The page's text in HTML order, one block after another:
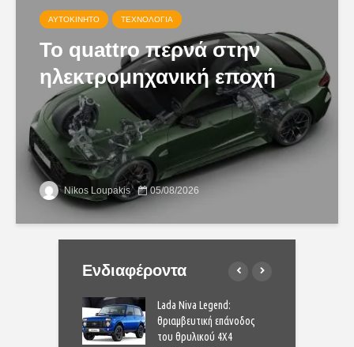
ΑΥΤΟΚΊΝΗΤΟ ΤΕΧΝΟΛΟΓΊΑ
Το quattro περνά στην
ηλεκτρομηχανική εποχή
Nikos Loupakis 05/08/2026
Ενδιαφέροντα
Lada Niva Legend:
θριαμβευτική επάνοδος
του θρυλικού 4Χ4